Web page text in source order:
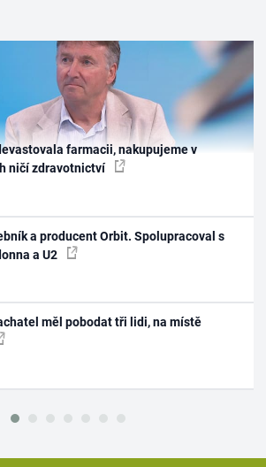
farmacii, nakupujeme v
ničí zdravotnictví
a producent Orbit. Spolupracoval s
a U2
měl pobodat tři lidi, na místě